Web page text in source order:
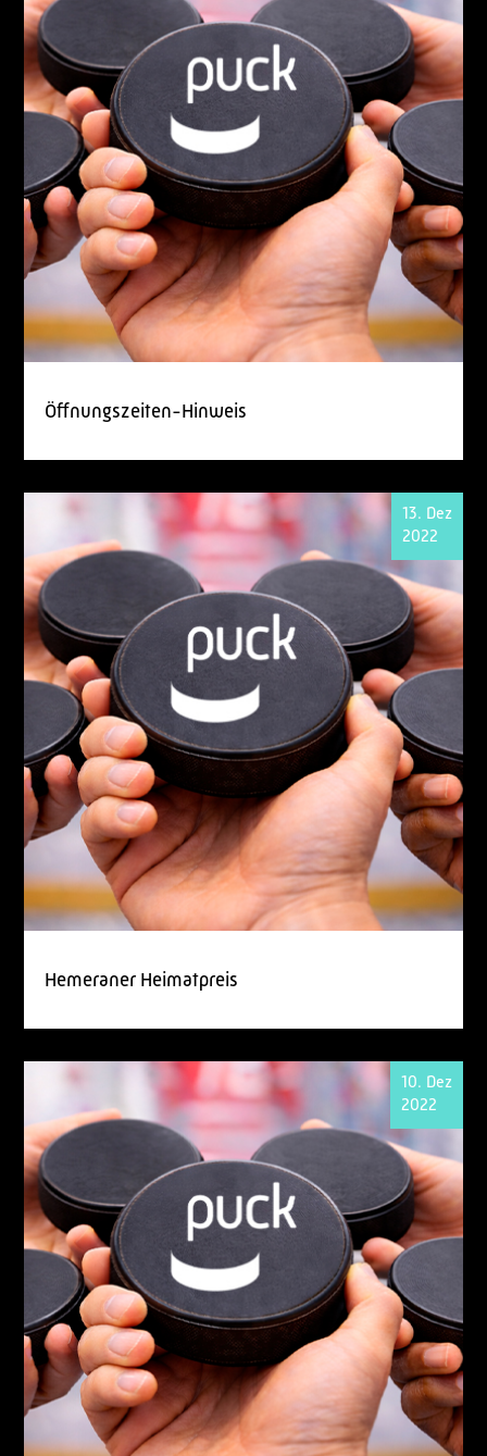
Öffnungszeiten-Hinweis
13. Dez
2022
Hemeraner Heimatpreis
10. Dez
2022